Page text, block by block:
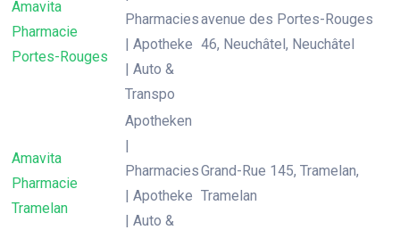
Amavita
Pharmacie
Portes-Rouges
Pharmacies
| Apotheke
| Auto &
Transpo
avenue des Portes-Rouges
46, Neuchâtel, Neuchâtel
Amavita
Pharmacie
Tramelan
Apotheken
|
Pharmacies
| Apotheke
| Auto &
Grand-Rue 145, Tramelan,
Tramelan